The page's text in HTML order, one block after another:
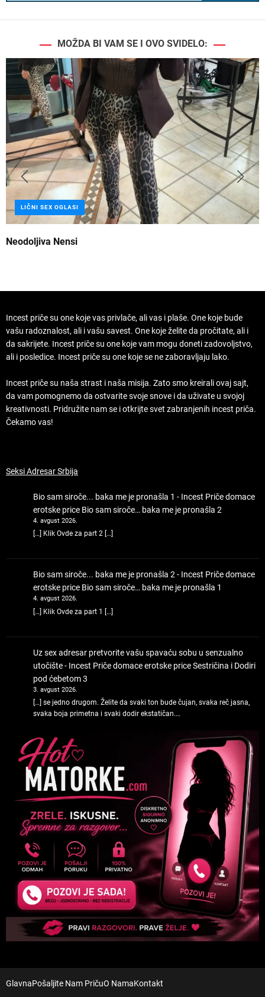
MOŽDA BI VAM SE I OVO SVIDELO:
LIČNI SEX OGLASI
Neodoljiva Nensi
Incest priče su one koje vas privlače, ali vas i plaše. One koje bude
vašu radoznalost, ali i vašu savest. One koje želite da pročitate, ali i
da sakrijete. Incest priče su one koje vam mogu doneti zadovoljstvo,
ali i posledice. Incest priče su one koje se ne zaboravljaju lako.
Incest priče su naša strast i naša misija. Zato smo kreirali ovaj sajt,
da vam pomognemo da ostvarite svoje snove i da uživate u svojoj
kreativnosti. Pridružite nam se i otkrijte svet zabranjenih incest priča.
Čekamo vas!
Seksi Adresar Srbija
Bio sam siroče... baka me je pronašla 1 - Incest Priče domace
erotske price Bio sam siroče… baka me je pronašla 2
4. avgust 2026.
[…] Klik Ovde za part 2 […]
Bio sam siroče... baka me je pronašla 2 - Incest Priče domace
erotske price Bio sam siroče… baka me je pronašla 1
4. avgust 2026.
[…] Klik Ovde za part 1 […]
Uz sex adresar pretvorite vašu spavaću sobu u senzualno
utočište - Incest Priče domace erotske price Sestričina i Dodiri
pod ćebetom 3
3. avgust 2026.
[…] se jedno drugom. Želite da svaki ton bude čujan, svaka reč jasna,
svaka boja primetna i svaki dodir ekstatičan.…
GlavnaPošaljite Nam PričuO NamaKontakt